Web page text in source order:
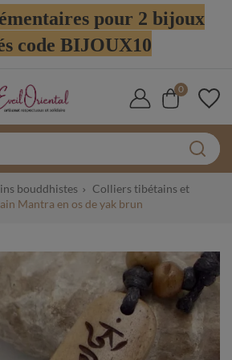
pour 2 bijoux
code BIJOUX10
0
bouddhistes
Colliers tibétains et
Mantra en os de yak brun